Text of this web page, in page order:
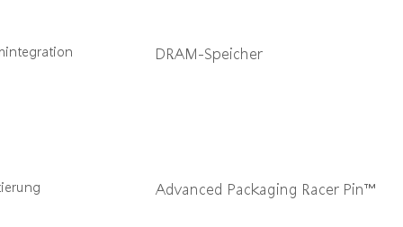
DRAM-Speicher
Advanced Packaging Racer Pin™